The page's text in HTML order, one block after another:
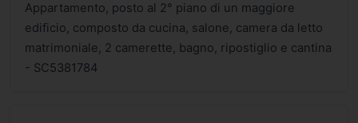
Appartamento, posto al 2° piano di un maggiore
edificio, composto da cucina, salone, camera da letto
matrimoniale, 2 camerette, bagno, ripostiglio e cantina
- SC5381784